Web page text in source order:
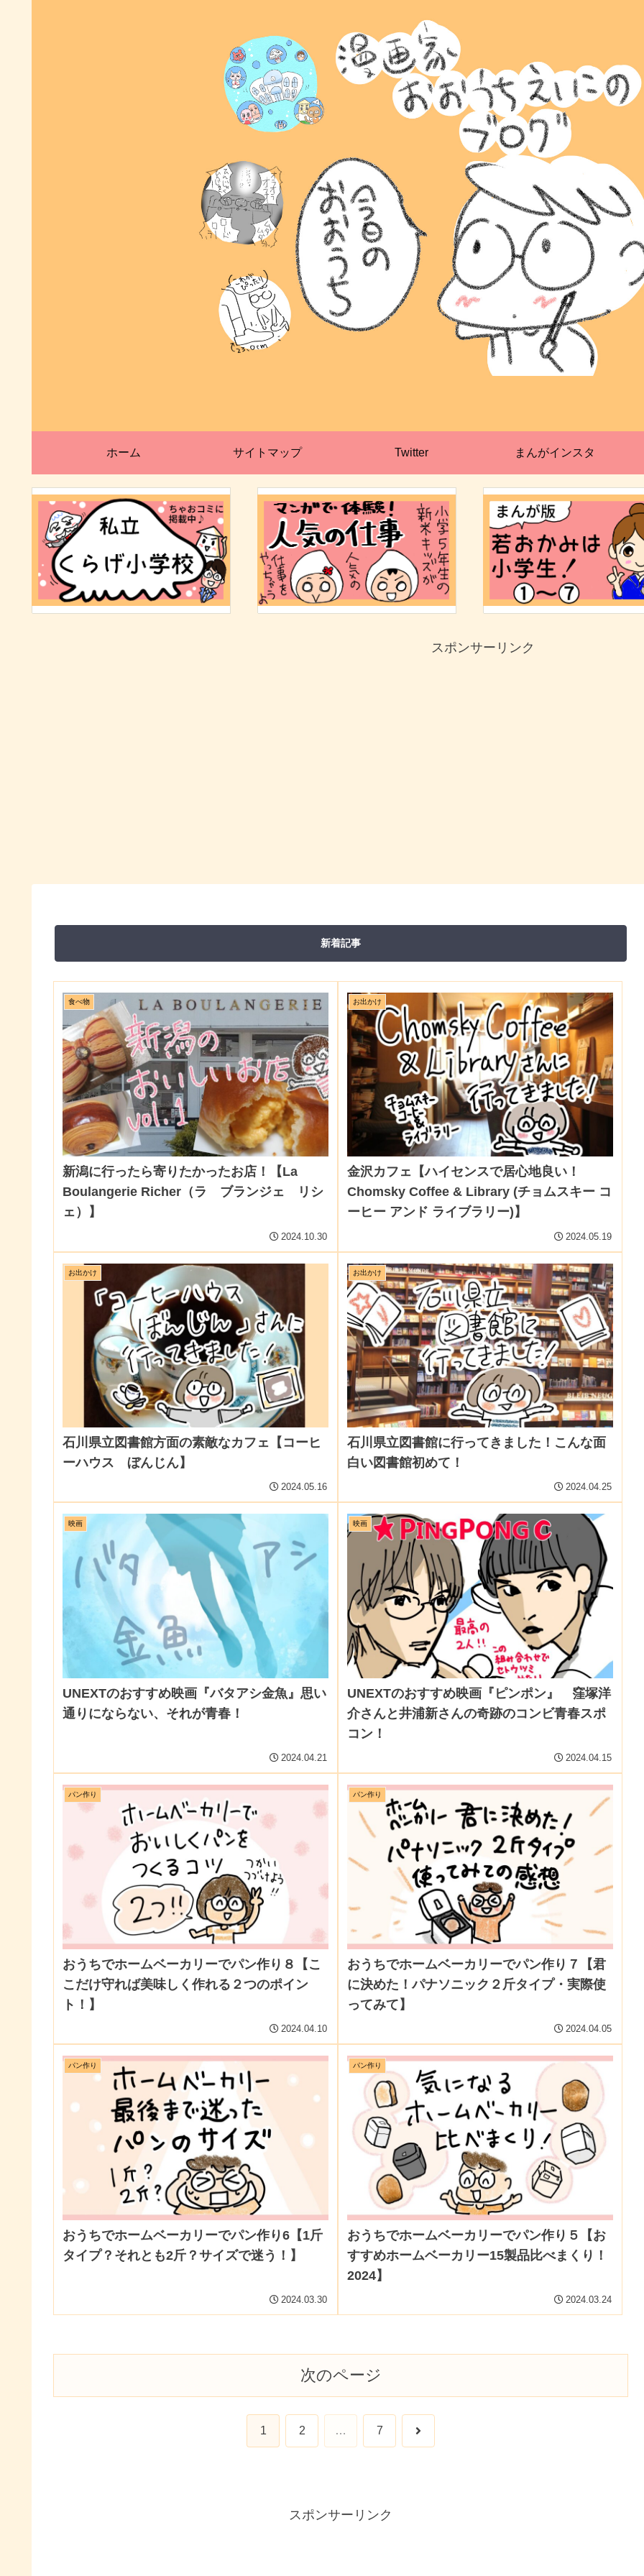
ホーム サイトマップ Twitter まんがインスタ
スポンサーリンク
新着記事
食べ物
新潟に行ったら寄りたかったお店！【La
Boulangerie Richer（ラ ブランジェ リシ
ェ）】
2024.10.30
お出かけ
金沢カフェ【ハイセンスで居心地良い！
Chomsky Coffee & Library (チョムスキー コ
ーヒー アンド ライブラリー)】
2024.05.19
お出かけ
石川県立図書館方面の素敵なカフェ【コーヒ
ーハウス ぼんじん】
2024.05.16
お出かけ
石川県立図書館に行ってきました！こんな面
白い図書館初めて！
2024.04.25
映画
UNEXTのおすすめ映画『バタアシ金魚』思い
通りにならない、それが青春！
2024.04.21
映画
UNEXTのおすすめ映画『ピンポン』 窪塚洋
介さんと井浦新さんの奇跡のコンビ青春スポ
コン！
2024.04.15
パン作り
おうちでホームベーカリーでパン作り８【こ
こだけ守れば美味しく作れる２つのポイン
ト！】
2024.04.10
パン作り
おうちでホームベーカリーでパン作り７【君
に決めた！パナソニック２斤タイプ・実際使
ってみて】
2024.04.05
パン作り
おうちでホームベーカリーでパン作り6【1斤
タイプ？それとも2斤？サイズで迷う！】
2024.03.30
パン作り
おうちでホームベーカリーでパン作り５【お
すすめホームベーカリー15製品比べまくり！
2024】
2024.03.24
次のページ
1 2 … 7 次
スポンサーリンク